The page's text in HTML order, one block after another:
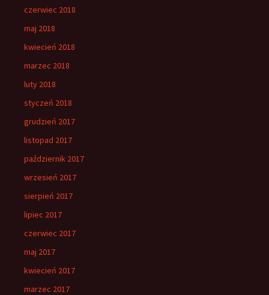
czerwiec 2018
maj 2018
kwiecień 2018
marzec 2018
luty 2018
styczeń 2018
grudzień 2017
listopad 2017
październik 2017
wrzesień 2017
sierpień 2017
lipiec 2017
czerwiec 2017
maj 2017
kwiecień 2017
marzec 2017